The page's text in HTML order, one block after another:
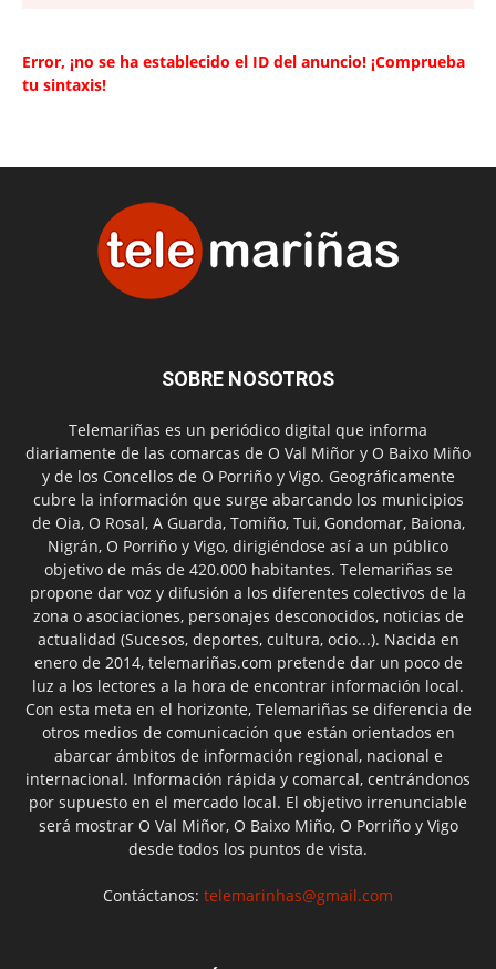
Error, ¡no se ha establecido el ID del anuncio! ¡Comprueba
tu sintaxis!
SOBRE NOSOTROS
Telemariñas es un periódico digital que informa
diariamente de las comarcas de O Val Miñor y O Baixo Miño
y de los Concellos de O Porriño y Vigo. Geográficamente
cubre la información que surge abarcando los municipios
de Oia, O Rosal, A Guarda, Tomiño, Tui, Gondomar, Baiona,
Nigrán, O Porriño y Vigo, dirigiéndose así a un público
objetivo de más de 420.000 habitantes. Telemariñas se
propone dar voz y difusión a los diferentes colectivos de la
zona o asociaciones, personajes desconocidos, noticias de
actualidad (Sucesos, deportes, cultura, ocio...). Nacida en
enero de 2014, telemariñas.com pretende dar un poco de
luz a los lectores a la hora de encontrar información local.
Con esta meta en el horizonte, Telemariñas se diferencia de
otros medios de comunicación que están orientados en
abarcar ámbitos de información regional, nacional e
internacional. Información rápida y comarcal, centrándonos
por supuesto en el mercado local. El objetivo irrenunciable
será mostrar O Val Miñor, O Baixo Miño, O Porriño y Vigo
desde todos los puntos de vista.
Contáctanos: telemarinhas@gmail.com